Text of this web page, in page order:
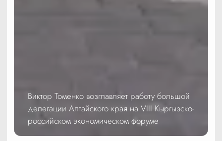
Виктор Томенко возглавляет работу большой
делегации Алтайского края на VIII Кыргызско-
российском экономическом форуме